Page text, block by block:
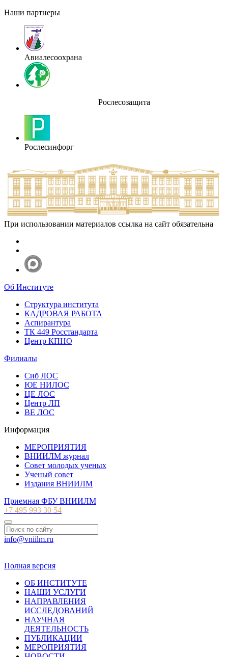
Наши партнеры
Авиалесоохрана
Рослесозащита
Рослесинфорг
При использовании материалов ссылка на сайт обязательна
Об Институте
Структура института
КАДРОВАЯ РАБОТА
Аспирантура
ТК 449 Росстандарта
Центр КПНО
Филиалы
Сиб ЛОС
ЮЕ НИЛОС
ЦЕ ЛОС
Центр ЛП
ВЕ ЛОС
Информация
МЕРОПРИЯТИЯ
ВНИИЛМ журнал
Совет молодых ученых
Ученый совет
Издания ВНИИЛМ
Приемная ФБУ ВНИИЛМ
+7 495 993 30 54
info@vniilm.ru
Полная версия
ОБ ИНСТИТУТЕ
НАШИ УСЛУГИ
НАПРАВЛЕНИЯ
ИССЛЕДОВАНИЙ
НАУЧНАЯ
ДЕЯТЕЛЬНОСТЬ
ПУБЛИКАЦИИ
МЕРОПРИЯТИЯ